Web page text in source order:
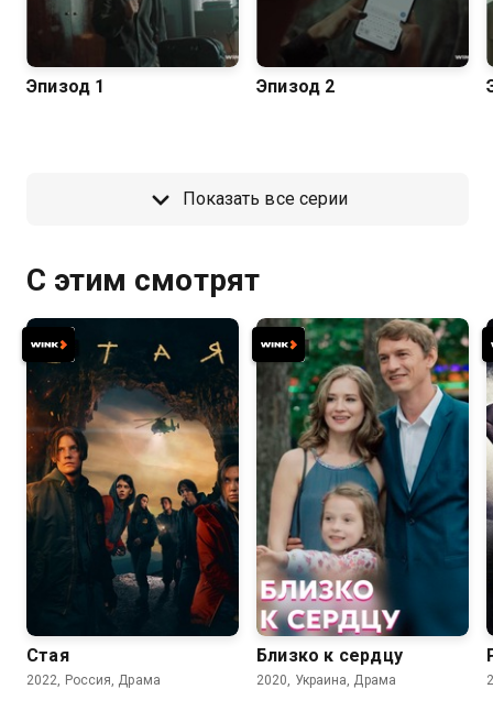
Эпизод 1 Эпизод 2
Показать все серии
С этим смотрят
Стая
2022, Россия, Драма
7.1
Близко к сердцу
2020, Украина, Драма